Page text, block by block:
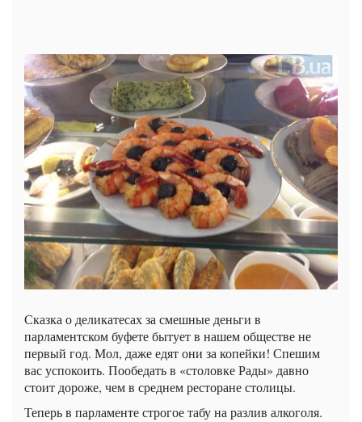
Сказка о деликатесах за смешные деньги в
парламентском буфете бытует в нашем обществе не
первый год. Мол, даже едят они за копейки! Спешим
вас успокоить. Пообедать в «столовке Рады» давно
стоит дороже, чем в среднем ресторане столицы.
Теперь в парламенте строгое табу на разлив алкоголя.